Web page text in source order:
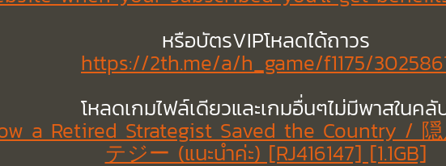
หรือบัตรVIPโหลดได้ถาวร
https://2th.me/a/h_game/f1175/
โหลดเกมไฟล์เดียวและเกมอื่นๆไม่มีพาสในคลั
a Retired Strategist Saved the Country /
テジー (แนะนำค่ะ) [RJ416147] [1.1GB]